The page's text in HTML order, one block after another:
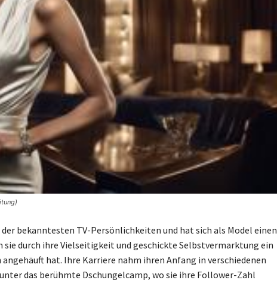
bekanntesten TV-Persönlichkeiten und hat sich als Model einen
sie durch ihre Vielseitigkeit und geschickte Selbstvermarktung ein
hat. Ihre Karriere nahm ihren Anfang in verschiedenen
das berühmte Dschungelcamp, wo sie ihre Follower-Zahl